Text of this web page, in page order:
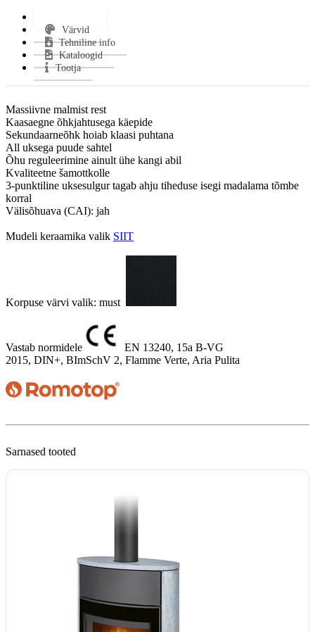
Keskmine puidu tarbimine:
Keskmine suitsugaaside temperatuur:
Miinimum tõmme:
CO tase (13% O2):
Suitsutoru ühendus:
Halu pikkus:
Klaasi kuju:
Uks avaneb:
Kütus:
Vastab
normidele:
EN 13 240, 15a B–VG, Din +, BimschV
2
Garantii:
VÄHEM INFOT
Värvid
Tehniline info
Kataloogid
Tootja
Massiivne malmist rest
Kaasaegne õhkjahtusega käepide
Sekundaarneõhk hoiab klaasi puhtana
All uksega puude sahtel
Õhu reguleerimine ainult ühe kangi abil
Kvaliteetne šamottkolle
3-punktiline uksesulgur tagab ahju tiheduse isegi madalama tõmbe
korral
Välisõhuava (CAI): jah
Mudeli keraamika valik SIIT
Korpuse värvi valik: must
Vastab normidele
EN 13240, 15a B-VG
2015, DIN+, BImSchV 2, Flamme Verte, Aria Pulita
Sarnased tooted